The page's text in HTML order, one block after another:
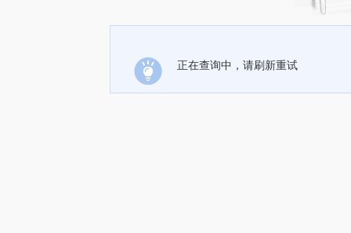
正在查询中，请刷新重试